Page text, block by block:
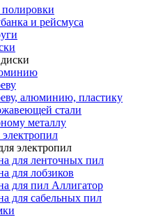
и рейсмуса
алюминию, пластику
стали
металлу
электропил
для ленточных пил
для лобзиков
для пил Аллигатор
для сабельных пил